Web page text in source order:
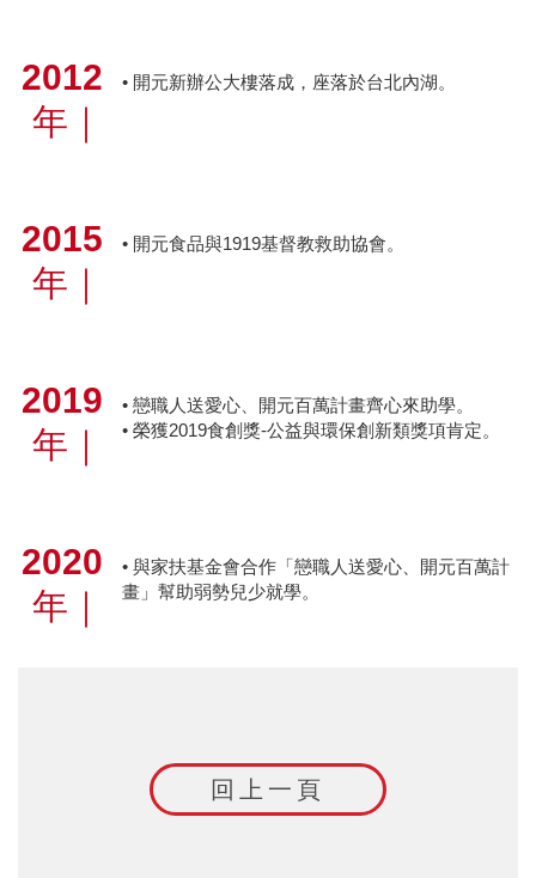
2012
年 ｜
• 開元新辦公大樓落成，座落於台北內湖。
2015
年 ｜
• 開元食品與1919基督教救助協會。
2019
年 ｜
• 戀職人送愛心、開元百萬計畫齊心來助學。
• 榮獲2019食創獎-公益與環保創新類獎項肯定。
2020
年 ｜
• 與家扶基金會合作「戀職人送愛心、開元百萬計
畫」幫助弱勢兒少就學。
回上一頁